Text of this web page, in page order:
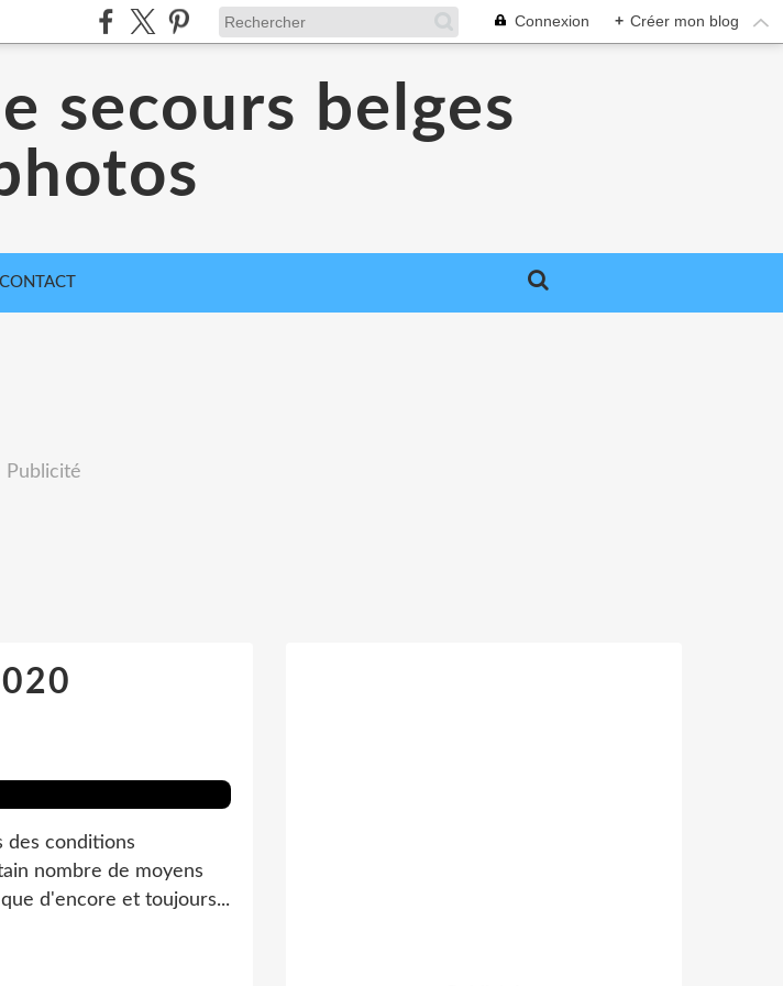
Connexion + Créer mon blog
secours belges
CONTACT
Publicité
des conditions
nombre de moyens
d'encore et toujours...